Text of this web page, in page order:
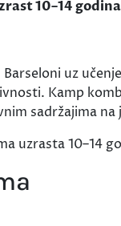
10–14 godina
uz
Kamp
sadržajima
uzrasta 10–14